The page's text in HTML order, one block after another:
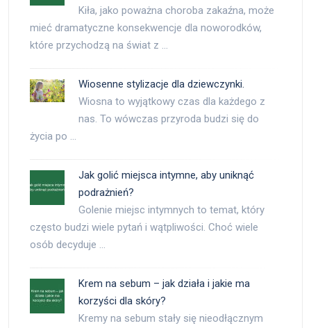
Kiła, jako poważna choroba zakaźna, może
mieć dramatyczne konsekwencje dla noworodków,
które przychodzą na świat z …
Wiosenne stylizacje dla dziewczynki.
Wiosna to wyjątkowy czas dla każdego z
nas. To wówczas przyroda budzi się do
życia po …
Jak golić miejsca intymne, aby uniknąć
podrażnień?
Golenie miejsc intymnych to temat, który
często budzi wiele pytań i wątpliwości. Choć wiele
osób decyduje …
Krem na sebum – jak działa i jakie ma
korzyści dla skóry?
Kremy na sebum stały się nieodłącznym